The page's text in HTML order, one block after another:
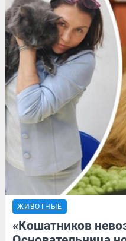
ЖИВОТНЫЕ
«Кошатников